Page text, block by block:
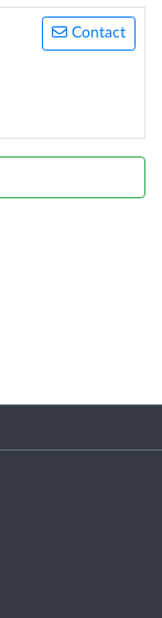
Contact